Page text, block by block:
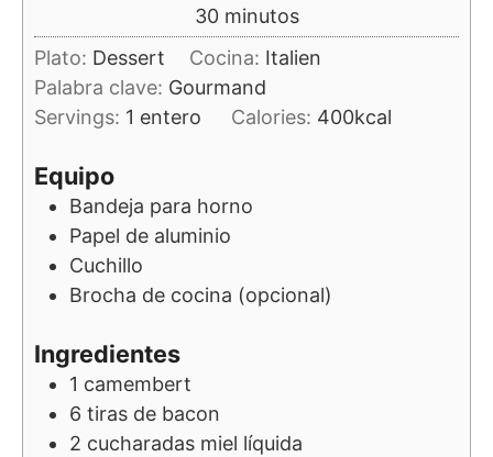
30minutos
minutos
Plato: Dessert Cocina: Italien
Palabra clave: Gourmand
Servings: 1 entero Calories: 400kcal
Equipo
Bandeja para horno
Papel de aluminio
Cuchillo
Brocha de cocina (opcional)
Ingredientes
1 camembert
6 tiras de bacon
2 cucharadas miel líquida